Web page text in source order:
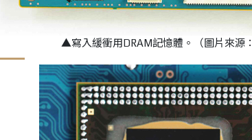
▲寫入緩衝用DRAM記憶體。 （圖片來源：